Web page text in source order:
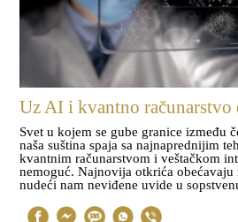
Uz AI i kvantno računarstvo
Svet u kojem se gube granice između
naša suština spaja sa najnaprednijim
kvantnim računarstvom i veštačkom
nemoguć. Najnovija otkrića
nudeći nam neviđene uvide u